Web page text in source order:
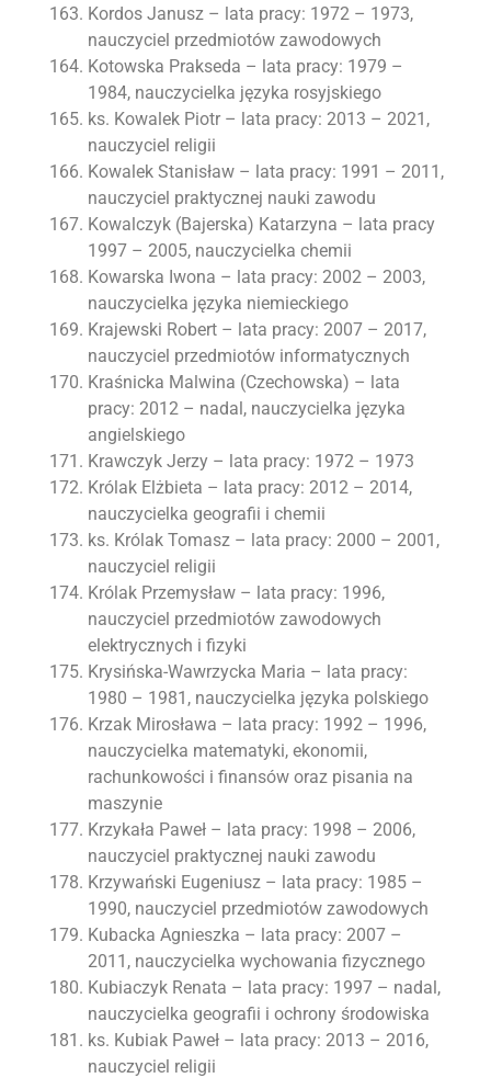
Kordos Janusz – lata pracy: 1972 – 1973,
nauczyciel przedmiotów zawodowych
Kotowska Prakseda – lata pracy: 1979 –
1984, nauczycielka języka rosyjskiego
ks. Kowalek Piotr – lata pracy: 2013 – 2021,
nauczyciel religii
Kowalek Stanisław – lata pracy: 1991 – 2011,
nauczyciel praktycznej nauki zawodu
Kowalczyk (Bajerska) Katarzyna – lata pracy
1997 – 2005, nauczycielka chemii
Kowarska Iwona – lata pracy: 2002 – 2003,
nauczycielka języka niemieckiego
Krajewski Robert – lata pracy: 2007 – 2017,
nauczyciel przedmiotów informatycznych
Kraśnicka Malwina (Czechowska) – lata
pracy: 2012 – nadal, nauczycielka języka
angielskiego
Krawczyk Jerzy – lata pracy: 1972 – 1973
Królak Elżbieta – lata pracy: 2012 – 2014,
nauczycielka geografii i chemii
ks. Królak Tomasz – lata pracy: 2000 – 2001,
nauczyciel religii
Królak Przemysław – lata pracy: 1996,
nauczyciel przedmiotów zawodowych
elektrycznych i fizyki
Krysińska-Wawrzycka Maria – lata pracy:
1980 – 1981, nauczycielka języka polskiego
Krzak Mirosława – lata pracy: 1992 – 1996,
nauczycielka matematyki, ekonomii,
rachunkowości i finansów oraz pisania na
maszynie
Krzykała Paweł – lata pracy: 1998 – 2006,
nauczyciel praktycznej nauki zawodu
Krzywański Eugeniusz – lata pracy: 1985 –
1990, nauczyciel przedmiotów zawodowych
Kubacka Agnieszka – lata pracy: 2007 –
2011, nauczycielka wychowania fizycznego
Kubiaczyk Renata – lata pracy: 1997 – nadal,
nauczycielka geografii i ochrony środowiska
ks. Kubiak Paweł – lata pracy: 2013 – 2016,
nauczyciel religii